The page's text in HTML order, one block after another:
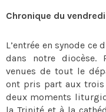
Chronique du
L’entrée en synode ce
dans notre diocèse.
venues de tout le
ont pris part aux trois
deux moments